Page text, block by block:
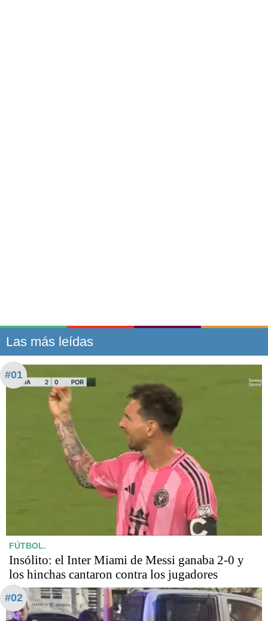
Las más leídas
#01
FÚTBOL.
Insólito: el Inter Miami de Messi ganaba 2-0 y
los hinchas cantaron contra los jugadores
#02